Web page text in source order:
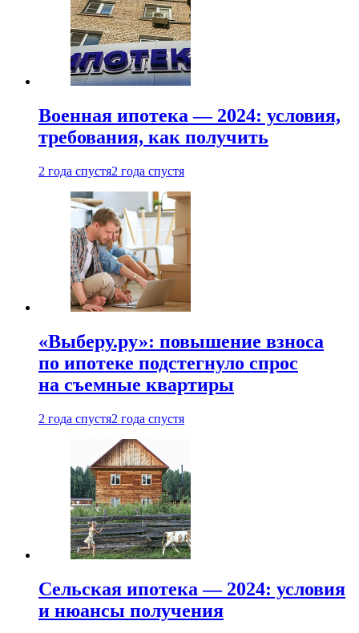
Военная ипотека — 2024: условия,
требования, как получить
2 года спустя2 года спустя
«Выберу.ру»: повышение взноса
по ипотеке подстегнуло спрос
на съемные квартиры
2 года спустя2 года спустя
Сельская ипотека — 2024: условия
и нюансы получения